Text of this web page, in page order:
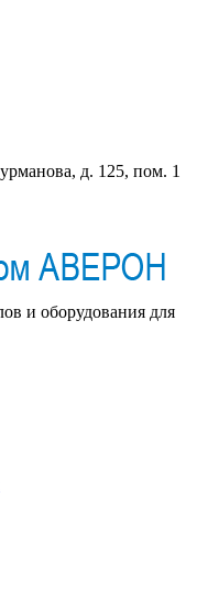
д. 125, пом. 1
и оборудования для